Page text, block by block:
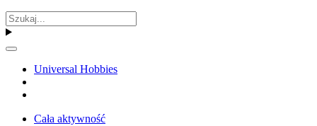
Universal Hobbies
Cała aktywność